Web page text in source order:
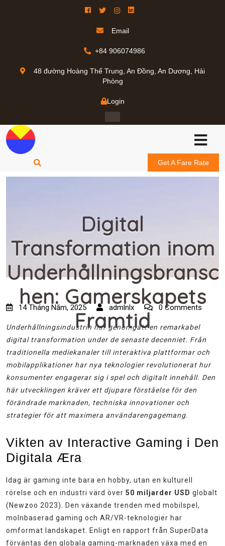
Email
+84 906074986
48 đường Hoàng Thế Trung, An Đồng, An Dương, Hải
Phòng
Login
Get A Fare Rate
Digital
Transformation inom
Underhållningsbransc
hen: Gamerskapets
Framtid
14 Tháng Năm, 2025 admlnlx 0 Comments
Underhållningsindustrin har genomgått en remarkabel
digital transformation under de senaste decenniet. Från
traditionella mediekanaler till interaktiva plattformar och
mobilapplikationer har nya teknologier revolutionerat hur
konsumenter engagerar sig i spel och digitalt innehåll. Den
här utvecklingen kräver ett djupare förståelse för den
förändrade marknaden, techniska innovationer och
strategier för att maximera användarengagemang.
Vikten av Interactive Gaming i Den
Digitala Æra
Idag är gaming inte bara en hobby, utan en kulturell
rörelse och en industri värd över 50 miljarder USD globalt
(Newzoo 2023). Den växande trenden med mobilspel,
molnbaserad gaming och AR/VR-teknologier har
omformat landskapet. Enligt en rapport från SuperData
förväntas den globala gaming-marknaden växa med en